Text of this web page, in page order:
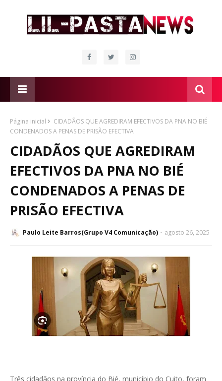
Página inicial
CIDADÃOS QUE AGREDIRAM EFECTIVOS DA PNA NO BIÉ
CONDENADOS A PENAS DE PRISÃO EFECTIVA
CIDADÃOS QUE AGREDIRAM
EFECTIVOS DA PNA NO BIÉ
CONDENADOS A PENAS DE
PRISÃO EFECTIVA
Paulo Leite Barros(Grupo V4 Comunicação) agosto 26, 2025
Três cidadãos na província do Bié, município do Cuito, foram